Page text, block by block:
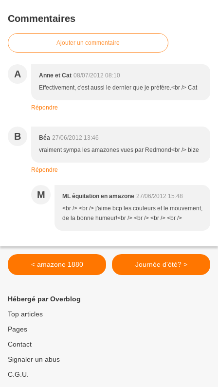
Commentaires
Ajouter un commentaire
A Anne et Cat 08/07/2012 08:10
Effectivement, c'est aussi le dernier que je préfère.<br /> Cat
Répondre
B Béa 27/06/2012 13:46
vraiment sympa les amazones vues par Redmond<br /> bize
Répondre
M ML équitation en amazone 27/06/2012 15:48
<br /> <br /> j'aime bcp les couleurs et le mouvement,
de la bonne humeur!<br /> <br /> <br /> <br />
< amazone 1880 Journée d'été? >
Hébergé par Overblog
Top articles
Pages
Contact
Signaler un abus
C.G.U.